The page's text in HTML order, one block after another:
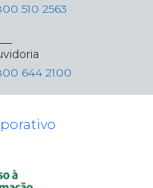
510 2563
644 2100